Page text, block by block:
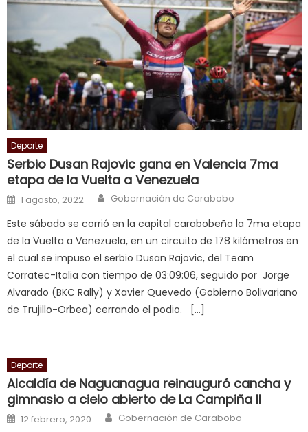
च
क
लग
आपक
पस
द,
sexy
bbw
milf
enjoys
long
hard
सच
ह
म
य
भ
ह,
Deporte
Serbio Dusan Rajovic gana en Valencia 7ma
etapa de la Vuelta a Venezuela
Posted on
1 agosto, 2022 Author
Gobernación de Carabobo
Este sábado se corrió en la capital carabobeña la 7ma etapa
de la Vuelta a Venezuela, en un circuito de 178 kilómetros en
el cual se impuso el serbio Dusan Rajovic, del Team
Corratec-Italia con tiempo de 03:09:06, seguido por Jorge
Alvarado (BKC Rally) y Xavier Quevedo (Gobierno Bolivariano
de Trujillo-Orbea) cerrando el podio. […]
Deporte
Alcaldía de Naguanagua reinauguró cancha y
gimnasio a cielo abierto de La Campiña II
Posted on
12 febrero, 2020 Author
Gobernación de Carabobo